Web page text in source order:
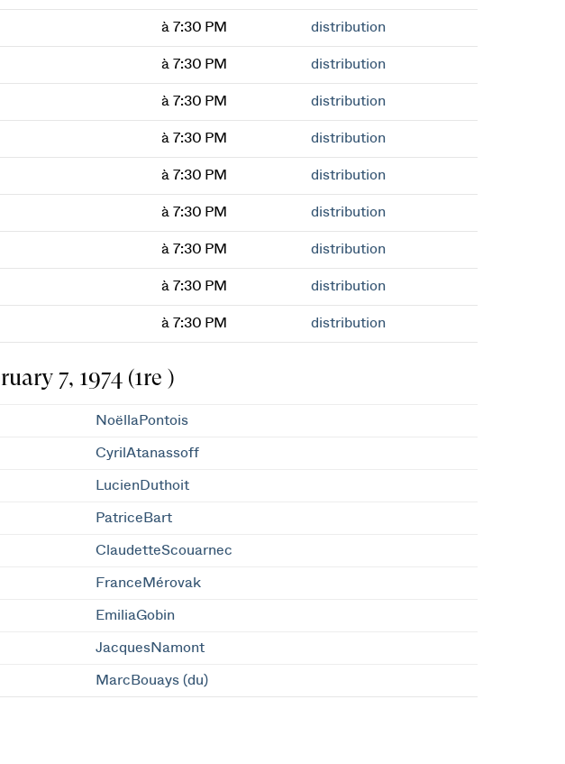
à 7:30 PM distribution
à 7:30 PM distribution
à 7:30 PM distribution
à 7:30 PM distribution
à 7:30 PM distribution
à 7:30 PM distribution
à 7:30 PM distribution
à 7:30 PM distribution
à 7:30 PM distribution
7, 1974 (1re )
NoëllaPontois
CyrilAtanassoff
LucienDuthoit
PatriceBart
ClaudetteScouarnec
FranceMérovak
EmiliaGobin
JacquesNamont
MarcBouays (du)